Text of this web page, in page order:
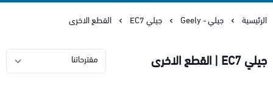
الرئيسية جيلي - Geely جيلي EC7 القطع الاخرى
جيلي EC7 | القطع الاخرى